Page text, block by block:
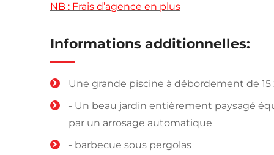
NB : Frais d’agence en plus
Informations additionnelles:
Une grande piscine à débordement de 15
- Un beau jardin entièrement paysagé
par un arrosage automatique
- barbecue sous pergolas